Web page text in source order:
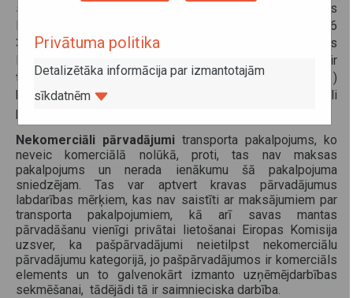
saņemtu oficiālu skaidrojumu 2006.gada 15.marta Eiropas
Parlamenta un Padomes Regulas (EK) Nr.561/2006
3.panta (h) apakšpunkta terminam nekomerciāls . Eiropas
Komisija savā skaidrojumā (skat. pielikumā) norāda, ka ir
trīs galvenās autopārvadājumu kategorijas:1)
komercpārvadājumi; 2) pašpārvadājumi; 3) nekomerciāli
pārvadājumi.
Nekomerciāli pārvadājumi transporta pakalpojums, ko
neveic komerciālā nolūkā, proti, tas nav maksas
pakalpojums un nerada ienākumu šā pakalpojuma
sniedzējam. Tas var aptvert kravas pārvadājumus
labdarības mērķiem, kas nav saistīti ar maksājumiem par
transporta pakalpojumiem, kā arī savas mantas
pārvadāšanu vienīgi privātai lietošanai Eiropas Komisija
uzsver, ka pašpārvadājumi neietilpst nekomerciālu
pārvadājumu kategorijā, jo pašpārvadājumos ir komerciāls
elements un to galvenokārt izmanto uzņēmējdarbības
sekmēšanai, tādējādi tā ir saimnieciska darbība.
Privātuma politika
Detalizētāka informācija par izmantotajām
sīkdatnēm